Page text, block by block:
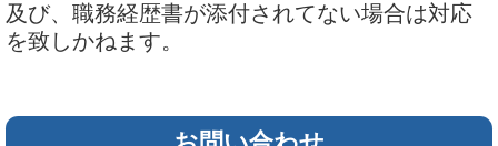
及び、職務経歴書が添付されてない場合は対応
を致しかねます。